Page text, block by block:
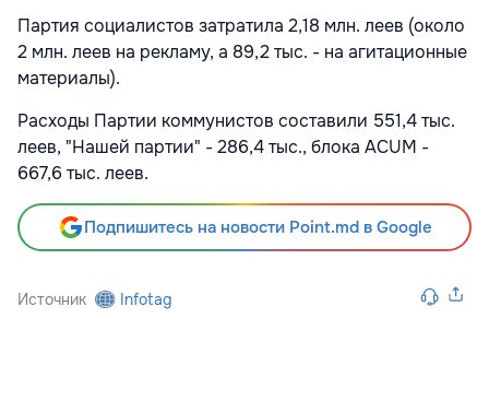
Партия социалистов затратила 2,18 млн. леев (около
2 млн. леев на рекламу, а 89,2 тыс. - на агитационные
материалы).
Расходы Партии коммунистов составили 551,4 тыс.
леев, "Нашей партии" - 286,4 тыс., блока ACUM -
667,6 тыс. леев.
Подпишитесь на новости Point.md в Google
Источник Infotag